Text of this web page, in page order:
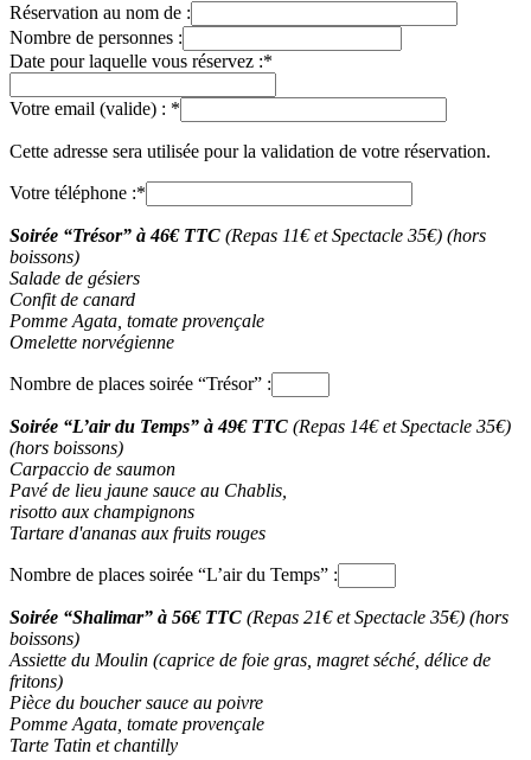
Réservation au nom de :
Nombre de personnes :
Date pour laquelle vous réservez :*
Votre email (valide) : *
Cette adresse sera utilisée pour la validation de votre réservation.
Votre téléphone :*
Soirée “Trésor” à 46€ TTC (Repas 11€ et Spectacle 35€) (hors
boissons)
Salade de gésiers
Confit de canard
Pomme Agata, tomate provençale
Omelette norvégienne
Nombre de places soirée “Trésor” :
Soirée “L’air du Temps” à 49€ TTC (Repas 14€ et Spectacle 35€)
(hors boissons)
Carpaccio de saumon
Pavé de lieu jaune sauce au Chablis,
risotto aux champignons
Tartare d'ananas aux fruits rouges
Nombre de places soirée “L’air du Temps” :
Soirée “Shalimar” à 56€ TTC (Repas 21€ et Spectacle 35€) (hors
boissons)
Assiette du Moulin (caprice de foie gras, magret séché, délice de
fritons)
Pièce du boucher sauce au poivre
Pomme Agata, tomate provençale
Tarte Tatin et chantilly